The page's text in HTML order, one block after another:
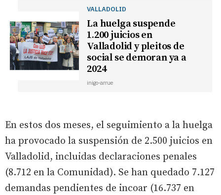
VALLADOLID
La huelga suspende
1.200 juicios en
Valladolid y pleitos de
social se demoran ya a
2024
inigo-arrue
En estos dos meses, el seguimiento a la huelga
ha provocado la suspensión de 2.500 juicios en
Valladolid, incluidas declaraciones penales
(8.712 en la Comunidad). Se han quedado 7.127
demandas pendientes de incoar (16.737 en